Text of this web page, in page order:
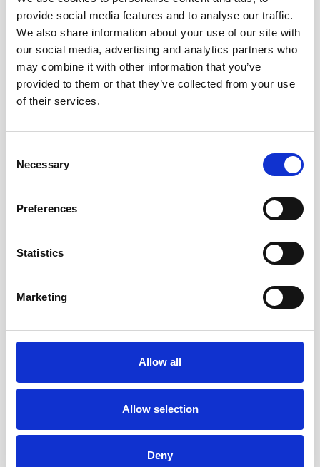
provide social media features and to analyse our traffic.
We also share information about your use of our site with
our social media, advertising and analytics partners who
may combine it with other information that you’ve
provided to them or that they’ve collected from your use
of their services.
Selection
Necessary
Preferences
Statistics
Marketing
Allow all
Allow selection
Deny
Nadat er gekeken is naar het leidingsdeel zal er
probleem op te lossen. Ook kan er gekeken worden
naar de oorzaak...